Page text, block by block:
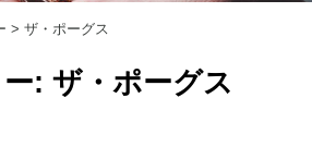
>ザ・ポーグス
ー:ザ・ポーグス